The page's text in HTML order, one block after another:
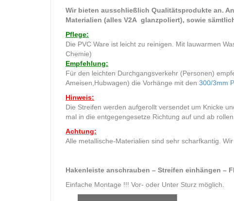
Wir bieten ausschließlich Qualitätsprodukte an.
Materialien (alles V2A glanzpoliert), sowie
Pflege:
Die PVC Ware ist leicht zu reinigen. Mit lauwarmen
Chemie)
Empfehlung:
Für den leichten Durchgangsverkehr (Personen)
Ameisen,Hubwagen) die Vorhänge mit den 300/3mm
Hinweis:
Die Streifen werden aufgerollt versendet um Knicke
mal in die entgegengesetze Richtung auf und ab
Achtung:
Alle metallische-Materialien sind sehr scharfkantig.
Hakenleiste anschrauben – Streifen einhängen –
Einfache Montage !!! Vor- oder Unter Sturz möglich.